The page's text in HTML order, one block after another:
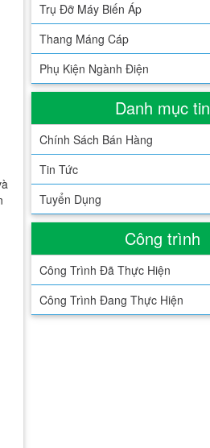
Trụ Đỡ Máy Biến Áp
Thang Máng Cáp
Phụ Kiện Ngành Điện
Danh mục tin
Chính Sách Bán Hàng
Tin Tức
Tuyển Dụng
Công trình
Công Trình Đã Thực Hiện
Công Trình Đang Thực Hiện